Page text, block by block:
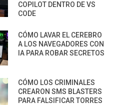
COPILOT DENTRO DE VS
CODE
CÓMO LAVAR EL CEREBRO
A LOS NAVEGADORES CON
IA PARA ROBAR SECRETOS
CÓMO LOS CRIMINALES
CREARON SMS BLASTERS
PARA FALSIFICAR TORRES